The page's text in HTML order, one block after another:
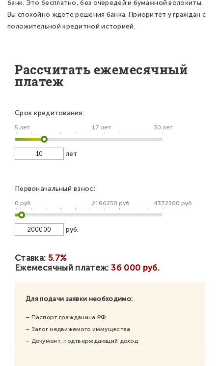
банк. Это бесплатно, без очередей и бумажной волокиты.
Вы спокойно ждете решения банка. Приоритет у граждан с
положительной кредитной историей.
Рассчитать ежемесячный
платеж
Срок кредитования:
5 лет 17 лет 30 лет
лет
Первоначальный взнос:
0 руб 2186250 руб 4372500 руб
руб.
Ставка: 5.7%
Ежемесячный платеж:36 000 руб.
Для подачи заявки необходимо:
– Паспорт гражданина РФ
– Залог недвижемого иммущества
– Документ, подтверждающий доход